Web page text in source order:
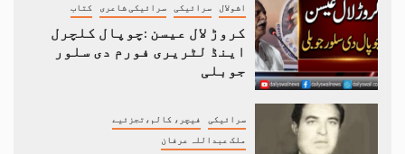
اشولال سرائیکی سرائیکی شاعری کتاب
کروڑ لال عیسن :چوپال کلچرل
اینڈ لٹریری فورم دی سلور
جوبلی
سرائیکی فیچر، کالم،تجزئیے
ملک عبداللہ عرفان